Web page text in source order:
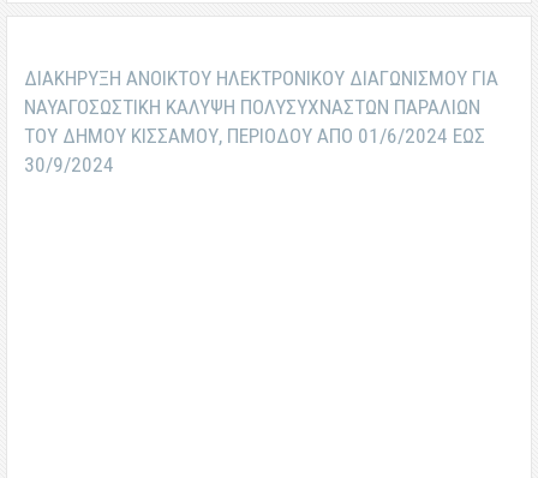
ΔΙΑΚΗΡΥΞΗ ΑΝΟΙΚΤΟΥ ΗΛΕΚΤΡΟΝΙΚΟΥ ΔΙΑΓΩΝΙΣΜΟΥ ΓΙΑ
ΝΑΥΑΓΟΣΩΣΤΙΚΗ ΚΑΛΥΨΗ ΠΟΛΥΣΥΧΝΑΣΤΩΝ ΠΑΡΑΛΙΩΝ
ΤΟΥ ΔΗΜΟΥ ΚΙΣΣΑΜΟΥ, ΠΕΡΙΟΔΟΥ ΑΠΟ 01/6/2024 ΕΩΣ
30/9/2024